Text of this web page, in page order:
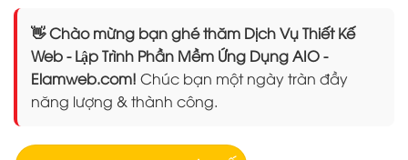
👋 Chào mừng bạn ghé thăm Dịch Vụ Thiết Kế
Web - Lập Trình Phần Mềm Ứng Dụng AIO -
Elamweb.com! Chúc bạn một ngày tràn đầy
năng lượng & thành công.